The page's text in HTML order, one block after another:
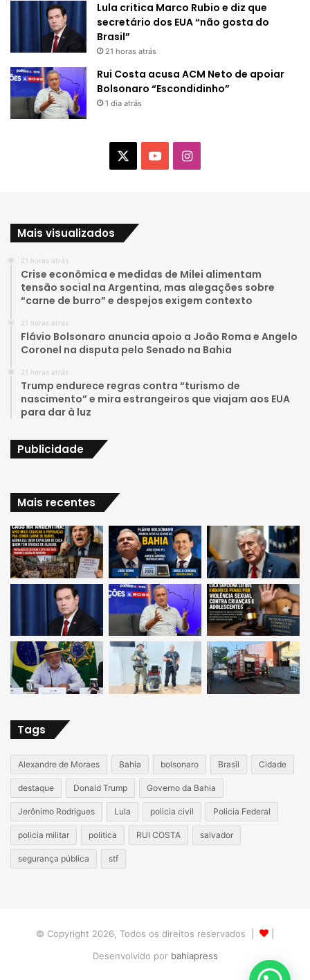
Lula critica Marco Rubio e diz que
secretário dos EUA “não gosta do
Brasil”
21 horas atrás
Rui Costa acusa ACM Neto de apoiar
Bolsonaro “Escondidinho”
1 dia atrás
b
I
g
a
Mais visualizados
21 horas atrás
Crise econômica e medidas de Milei alimentam
tensão social na Argentina, mas alegações sobre
“carne de burro” e despejos exigem contexto
21 horas atrás
Flávio Bolsonaro anuncia apoio a João Roma e Angelo
Coronel na disputa pelo Senado na Bahia
21 horas atrás
Trump endurece regras contra “turismo de
nascimento” e mira estrangeiros que viajam aos EUA
para dar à luz
Publicidade
Mais recentes
Tags
Alexandre de Moraes Bahia bolsonaro Brasil Cidade
destaque Donald Trump Governo da Bahia
Jerônimo Rodrigues Lula policia civil Policia Federal
policia militar politica RUI COSTA salvador
segurança pública stf
© Copyright 2026, Todos os direitos reservados |
Desenvolvido por bahiapress